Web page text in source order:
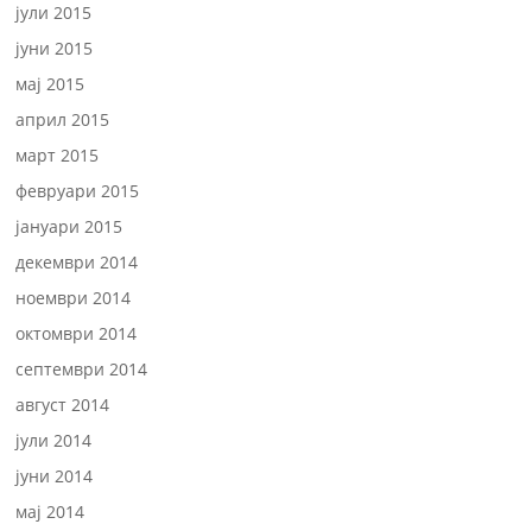
јули 2015
јуни 2015
мај 2015
април 2015
март 2015
февруари 2015
јануари 2015
декември 2014
ноември 2014
октомври 2014
септември 2014
август 2014
јули 2014
јуни 2014
мај 2014